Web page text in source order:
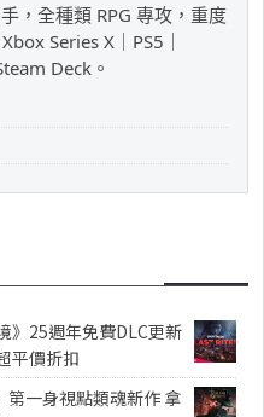
，全種類 RPG 專攻，重度
Series X｜PS5｜
Deck。
》25週年免費DLC更新
平價折扣
第一身視點類魂新作 拿